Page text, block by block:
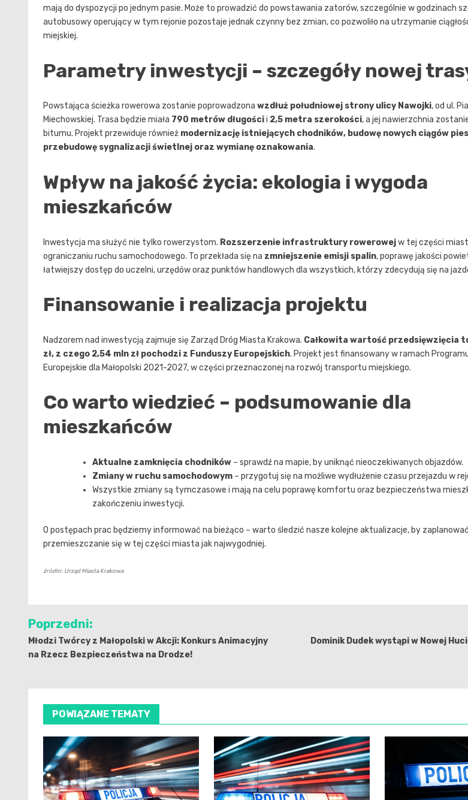
mają do dyspozycji po jednym pasie. Może to prowadzić do powstawania zatorów, szczególnie w godzinach
autobusowy operujący w tym rejonie pozostaje jednak czynny bez zmian, co pozwoliło na utrzymanie
miejskiej.
Parametry inwestycji – szczegóły nowej
Powstająca ścieżka rowerowa zostanie poprowadzona wzdłuż południowej strony ulicy Nawojki, od ul.
Miechowskiej. Trasa będzie miała 790 metrów długościi 2,5 metra szerokości, a jej nawierzchnia
bitumu. Projekt przewiduje również modernizację istniejących chodników, budowę nowych ciągów
przebudowę sygnalizacji świetlnej oraz wymianę oznakowania.
Wpływ na jakość życia: ekologia i wygoda
mieszkańców
Inwestycja ma służyć nie tylko rowerzystom. Rozszerzenie infrastruktury rowerowejw tej części
ograniczaniu ruchu samochodowego. To przekłada się na zmniejszenie emisji spalin, poprawę jakości
łatwiejszy dostęp do uczelni, urzędów oraz punktów handlowych dla wszystkich, którzy zdecydują się na
Finansowanie i realizacja projektu
Nadzorem nad inwestycją zajmuje się Zarząd Dróg Miasta Krakowa. Całkowita wartość przedsięwzięcia
zł, z czego 2,54 mln zł pochodzi z Funduszy Europejskich. Projekt jest finansowany w ramach
Europejskie dla Małopolski 2021-2027, w części przeznaczonej na rozwój transportu miejskiego.
Co warto wiedzieć – podsumowanie dla
mieszkańców
Aktualne zamknięcia chodników – sprawdź na mapie, by uniknąć nieoczekiwanych objazdów.
Zmiany w ruchu samochodowym – przygotuj się na możliwe wydłużenie czasu przejazdu w
Wszystkie zmiany są tymczasowe i mają na celu poprawę komfortu oraz bezpieczeństwa
zakończeniu inwestycji.
O postępach prac będziemy informować na bieżąco – warto śledzić nasze kolejne aktualizacje, by
przemieszczanie się w tej części miasta jak najwygodniej.
źródło: Urząd Miasta Krakowa
Nawigacja
wpisu
Poprzedni:
Młodzi Twórcy z Małopolski w Akcji: Konkurs Animacyjny
na Rzecz Bezpieczeństwa na Drodze!
Dominik Dudek wystąpi w Nowej
POWIĄZANE TEMATY